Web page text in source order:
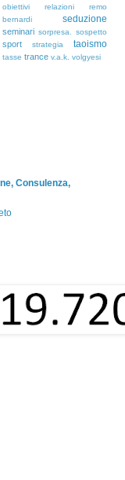
obiettivi relazioni
remo
bernardi
seduzione
seminari sorpresa. sospetto
sport strategia taoismo
tasse trance v.a.k. volgyesi
Consulenza,